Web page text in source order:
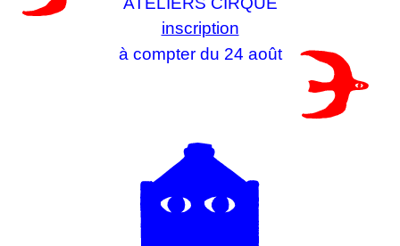
inscription
à compter du 24 août